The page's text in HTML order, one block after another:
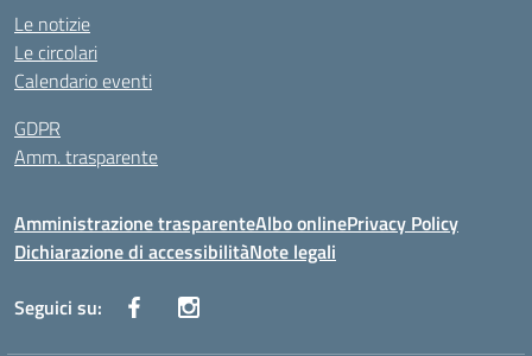
Le notizie
Le circolari
Calendario eventi
GDPR
Amm. trasparente
Amministrazione trasparenteAlbo onlinePrivacy Policy
Dichiarazione di accessibilitàNote legali
Seguici su: